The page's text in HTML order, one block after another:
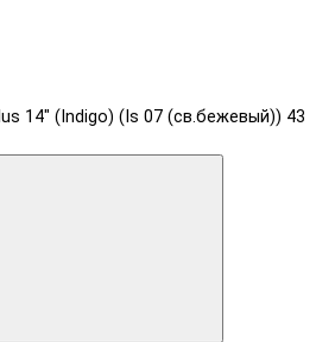
14" (Indigo) (Is 07 (св.бежевый)) 43